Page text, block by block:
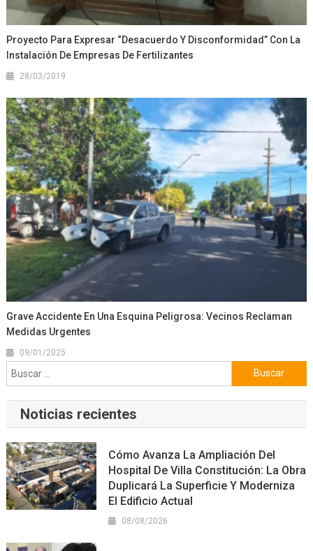
Proyecto Para Expresar “desacuerdo Y Disconformidad” Con La
Instalación De Empresas De Fertilizantes
28/03/2019
Grave Accidente En Una Esquina Peligrosa: Vecinos Reclaman
Medidas Urgentes
09/01/2025
Buscar:
Noticias recientes
Cómo Avanza La Ampliación Del
Hospital De Villa Constitución: La Obra
Duplicará La Superficie Y Moderniza
El Edificio Actual
08/08/2026